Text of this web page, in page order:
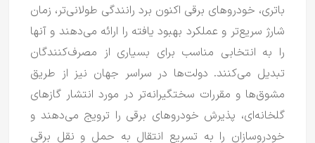
باتری، خودروهای برقی اکنون برد رانندگی طولانی‌تر، زمان
شارژ سریع‌تر و عملکرد بهبود یافته را ارائه می‌دهند و آنها
را به انتخابی مناسب برای بسیاری از مصرف‌کنندگان
تبدیل می‌کنند. دولت‌ها در سراسر جهان نیز از طریق
مشوق‌ها و مقررات سختگیرانه‌تر در مورد انتشار گازهای
گلخانه‌ای، پذیرش خودروهای برقی را ترویج می‌دهند و
خودروسازان را به تسریع انتقال به حمل و نقل برقی